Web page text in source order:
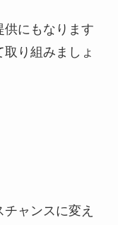
供にもなります
り組みましょ
ャンスに変え